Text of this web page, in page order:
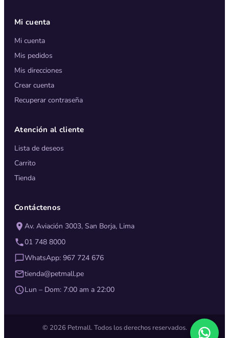
Mi cuenta
Mi cuenta
Mis pedidos
Mis direcciones
Crear cuenta
Recuperar contraseña
Atención al cliente
Lista de deseos
Carrito
Tienda
Contáctenos
Av. Aviación 3003, San Borja, Lima
01 748 8000
WhatsApp: 967 724 676
tienda@petmall.pe
Lun – Dom: 7:00 am a 22:00
© 2026 Petmall. Todos los derechos reservados.